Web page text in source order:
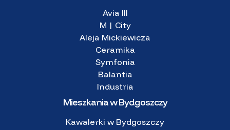
Avia III
M | City
Aleja Mickiewicza
Ceramika
Symfonia
Balantia
Industria
Mieszkania w Bydgoszczy
Kawalerki w Bydgoszczy